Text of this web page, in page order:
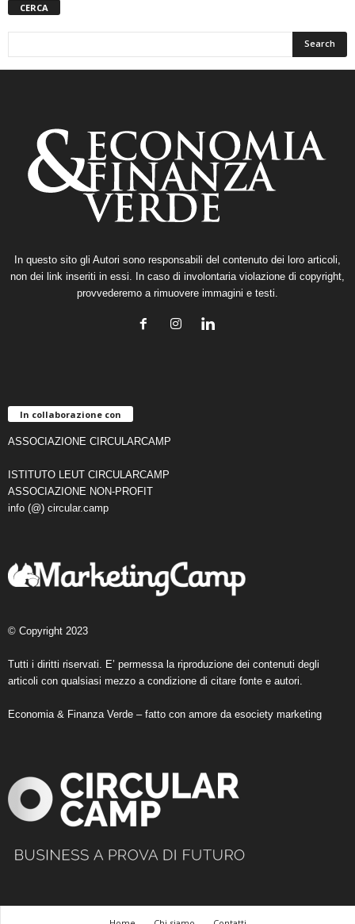
CERCA
In questo sito gli Autori sono responsabili del contenuto dei loro articoli,
non dei link inseriti in essi. In caso di involontaria violazione di copyright,
provvederemo a rimuovere immagini e testi.
In collaborazione con
ASSOCIAZIONE CIRCULARCAMP
ISTITUTO LEUT CIRCULARCAMP
ASSOCIAZIONE NON-PROFIT
info (@) circular.camp
© Copyright 2023
Tutti i diritti riservati. E’ permessa la riproduzione dei contenuti degli
articoli con qualsiasi mezzo a condizione di citare fonte e autori.
Economia & Finanza Verde – fatto con amore da esociety marketing